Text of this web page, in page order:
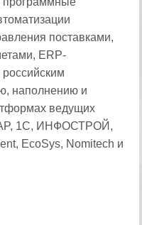
поставками,
ERP-
наполнению и
ведущих
1C, ИНФОСТРОЙ,
EcoSys, Nomitech и